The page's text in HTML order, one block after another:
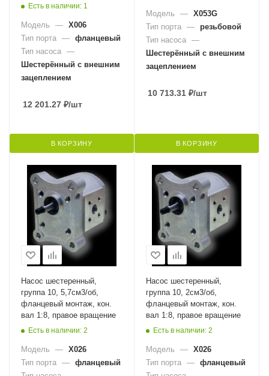
Есть в наличии: 1
Модель — X006
Тип порта — фланцевый
Тип насоса —
Шестерённый с внешним
зацеплением
12 201.27 ₽/шт
В КОРЗИНУ
Модель — X053G
Тип порта — резьбовой
Тип насоса —
Шестерённый с внешним
зацеплением
10 713.31 ₽/шт
В КОРЗИНУ
Насос шестеренный,
группа 10, 5,7см3/об,
фланцевый монтаж, кон.
вал 1:8, правое вращение
Есть в наличии: 2
Модель — X026
Тип порта — фланцевый
Насос шестеренный,
группа 10, 2см3/об,
фланцевый монтаж, кон.
вал 1:8, правое вращение
Есть в наличии: 2
Модель — X026
Тип порта — фланцевый